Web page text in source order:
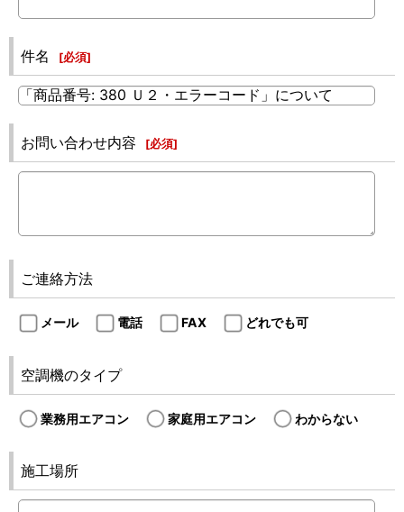
件名 [必須]
お問い合わせ内容 [必須]
ご連絡方法
メール 電話 FAX どれでも可
空調機のタイプ
業務用エアコン 家庭用エアコン わからない
施工場所